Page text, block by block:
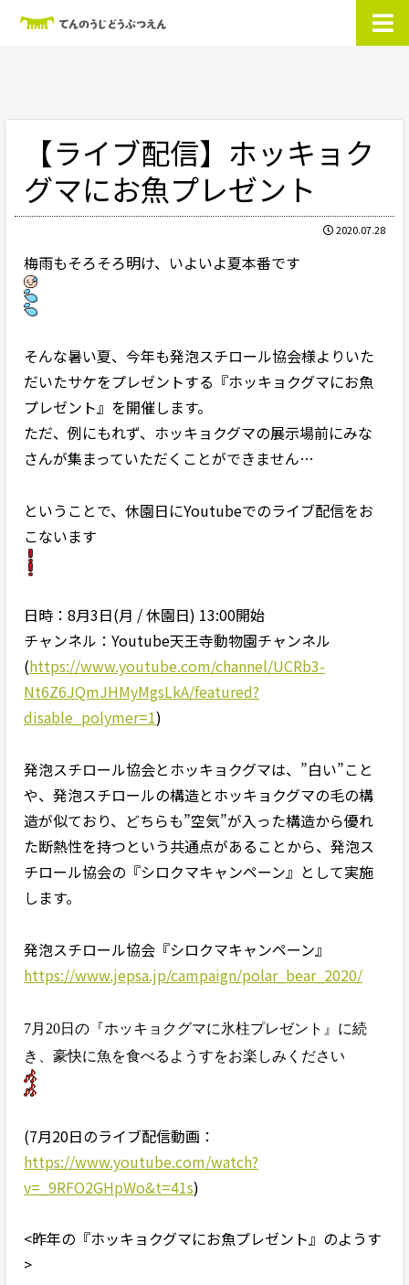
【ライブ配信】ホッキョク
グマにお魚プレゼント
2020.07.28
梅雨もそろそろ明け、いよいよ夏本番です
そんな暑い夏、今年も発泡スチロール協会様よりいた
だいたサケをプレゼントする『ホッキョクグマにお魚
プレゼント』を開催します。
ただ、例にもれず、ホッキョクグマの展示場前にみな
さんが集まっていただくことができません…
ということで、休園日にYoutubeでのライブ配信をお
こないます
日時：8月3日(月 / 休園日) 13:00開始
チャンネル：Youtube天王寺動物園チャンネル
(https://www.youtube.com/channel/UCRb3-
Nt6Z6JQmJHMyMgsLkA/featured?
disable_polymer=1)
発泡スチロール協会とホッキョクグマは、”白い”こと
や、発泡スチロールの構造とホッキョクグマの毛の構
造が似ており、どちらも”空気”が入った構造から優れ
た断熱性を持つという共通点があることから、発泡ス
チロール協会の『シロクマキャンペーン』として実施
します。
発泡スチロール協会『シロクマキャンペーン』
https://www.jepsa.jp/campaign/polar_bear_2020/
7月20日の『ホッキョクグマに氷柱プレゼント』に続
き、豪快に魚を食べるようすをお楽しみください
(7月20日のライブ配信動画：
https://www.youtube.com/watch?
v=_9RFO2GHpWo&t=41s)
<昨年の『ホッキョクグマにお魚プレゼント』のようす
>